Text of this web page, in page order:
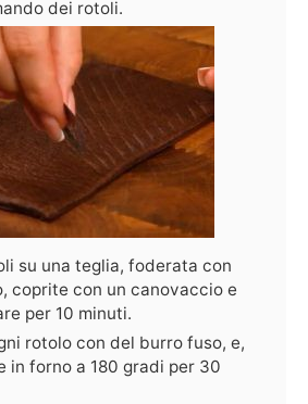
dei rotoli.
su una teglia, foderata con
coprite con un canovaccio e
per 10 minuti.
rotolo con del burro fuso, e,
in forno a 180 gradi per 30